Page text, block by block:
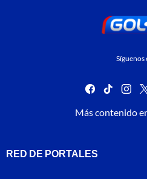
Síguenos
facebook
tiktok
Más contenido
RED DE PORTALES